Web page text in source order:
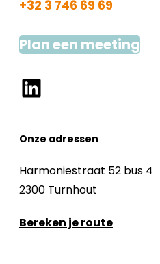
+32 3 746 69 69
Plan een meeting
Onze adressen
Harmoniestraat 52 bus 4
2300 Turnhout
Bereken je route